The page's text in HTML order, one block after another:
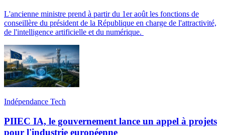
L'ancienne ministre prend à partir du 1er août les fonctions de
conseillère du président de la République en charge de l'attractivité,
de l'intelligence artificielle et du numérique.
Indépendance Tech
PIIEC IA, le gouvernement lance un appel à projets
pour l'industrie européenne